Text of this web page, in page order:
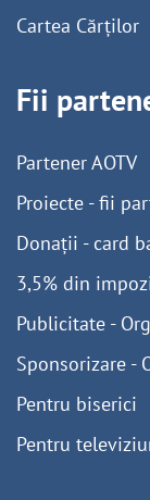
Cartea Cărților
Fii
Partener AOTV
Proiecte - fii
Donații - card
3,5% din
Publicitate -
Sponsorizare -
Pentru biserici
Pentru